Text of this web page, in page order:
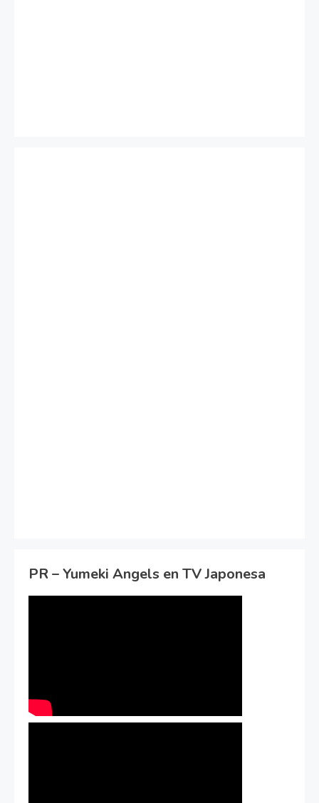
PR – Yumeki Angels en TV Japonesa